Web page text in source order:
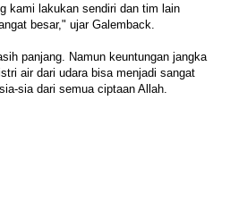
kami lakukan sendiri dan tim lain
besar," ujar Galemback.
panjang. Namun keuntungan jangka
air dari udara bisa menjadi sangat
sia dari semua ciptaan Allah.